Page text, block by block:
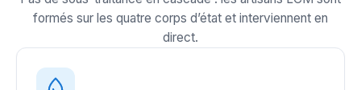
formés sur les quatre corps d’état et interviennent en
direct.